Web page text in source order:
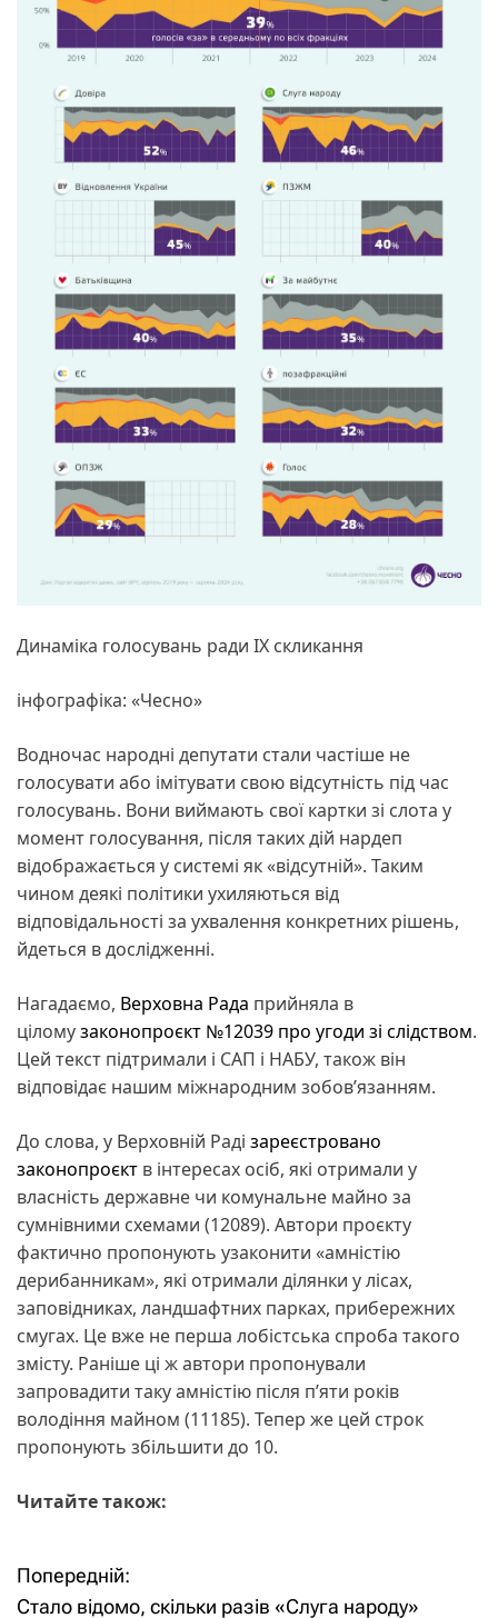
Динаміка голосувань ради IX скликання
інфографіка: «Чесно»
Водночас народні депутати стали частіше не
голосувати або імітувати свою відсутність під час
голосувань. Вони виймають свої картки зі слота у
момент голосування, після таких дій нардеп
відображається у системі як «відсутній». Таким
чином деякі політики ухиляються від
відповідальності за ухвалення конкретних рішень,
йдеться в дослідженні.
Нагадаємо, Верховна Рада прийняла в
ціломузаконопроєкт №12039 про угоди зі слідством.
Цей текст підтримали і САП і НАБУ, також він
відповідає нашим міжнародним зобовʼязанням.
До слова, у Верховній Раді зареєстровано
законопроєкт в інтересах осіб, які отримали у
власність державне чи комунальне майно за
сумнівними схемами (12089). Автори проєкту
фактично пропонують узаконити «амністію
дерибанникам», які отримали ділянки у лісах,
заповідниках, ландшафтних парках, прибережних
смугах. Це вже не перша лобістська спроба такого
змісту. Раніше ці ж автори пропонували
запровадити таку амністію після п’яти років
володіння майном (11185). Тепер же цей строк
пропонують збільшити до 10.
Читайте також:
Н
Попередній:
Стало відомо, скільки разів «Слуга народу»